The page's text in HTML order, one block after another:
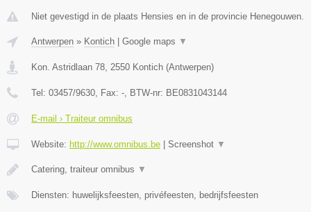
Niet gevestigd in de plaats Hensies en in de provincie Henegouwen.
Antwerpen » Kontich Google maps ▼
Kon. Astridlaan 78 2550 Kontich (Antwerpen)
Tel: 03457/9630 , Fax: - , BTW-nr: BE0831043144
E-mail › Traiteur omnibus
Website: http://www.omnibus.be Screenshot ▼
Catering, traiteur omnibus ▼
Diensten: huwelijksfeesten, privéfeesten, bedrijfsfeesten